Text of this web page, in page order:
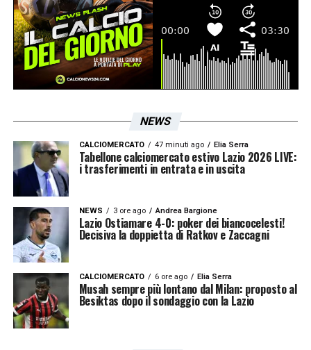
LEGGI LE ULTIMISSIME SULLA LAZIO
LA PLAYLIST DELLE NOSTRE TOP NEWS
NEWS
CALCIOMERCATO 47 minuti ago Elia Serra
Tabellone calciomercato estivo Lazio 2026 LIVE:
i trasferimenti in entrata e in uscita
NEWS 3 ore ago Andrea Bargione
Lazio Ostiamare 4-0: poker dei biancocelesti!
Decisiva la doppietta di Ratkov e Zaccagni
CALCIOMERCATO 6 ore ago Elia Serra
Musah sempre più lontano dal Milan: proposto al
Besiktas dopo il sondaggio con la Lazio